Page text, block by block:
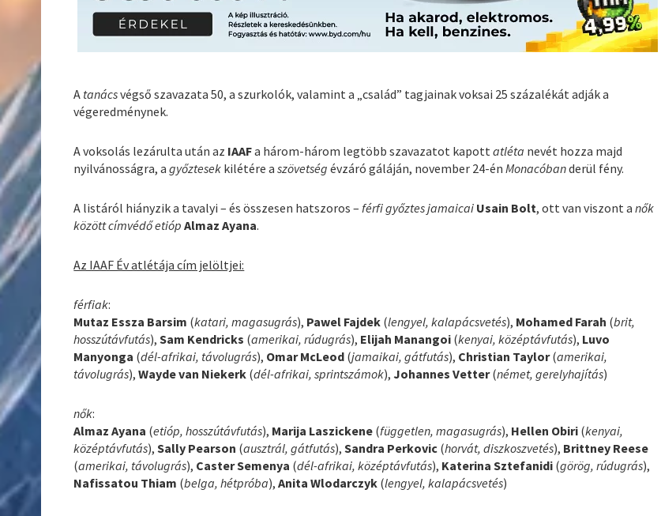
A tanácsvégső szavazata 50, a szurkolók, valamint a „család” tagjainak voksai 25 százalékát adják a
végeredménynek.
A voksolás lezárulta után az IAAFa három-három legtöbb szavazatot kapottatléta nevét hozza majd
nyilvánosságra, agyőztesek kilétére aszövetség évzáró gáláján, november 24-énMonacóbanderül fény.
A listáról hiányzik a tavalyi – és összesen hatszoros – férfi győztes jamaicai Usain Bolt, ott van viszont anők
között címvédő etióp Almaz Ayana.
Az IAAF Év atlétája cím jelöltjei:
férfiak:
Mutaz Essza Barsim (katari, magasugrás), Pawel Fajdek (lengyel, kalapácsvetés), Mohamed Farah (brit,
hosszútávfutás),Sam Kendricks (amerikai, rúdugrás), Elijah Manangoi (kenyai, középtávfutás), Luvo
Manyonga (dél-afrikai, távolugrás), Omar McLeod (jamaikai, gátfutás), Christian Taylor(amerikai,
távolugrás),Wayde van Niekerk (dél-afrikai, sprintszámok),Johannes Vetter(német, gerelyhajítás)
nők:
Almaz Ayana (etióp, hosszútávfutás), Marija Laszickene (független, magasugrás), Hellen Obiri (kenyai,
középtávfutás),Sally Pearson (ausztrál, gátfutás),Sandra Perkovic (horvát, diszkoszvetés), Brittney Reese
(amerikai, távolugrás), Caster Semenya (dél-afrikai, középtávfutás), Katerina Sztefanidi (görög, rúdugrás),
Nafissatou Thiam (belga, hétpróba),Anita Wlodarczyk (lengyel, kalapácsvetés)